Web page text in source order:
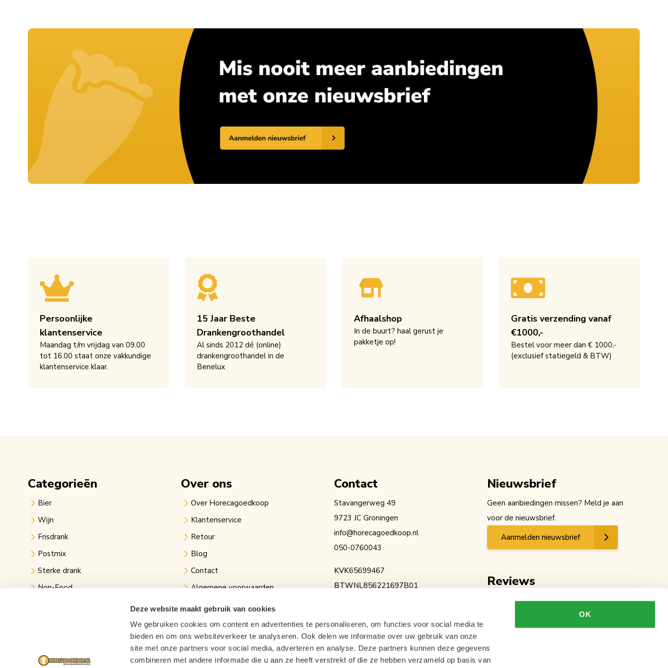
Deze website maakt gebruik van cookies
We gebruiken cookies om content en advertenties te personaliseren, om functies voor social media te
bieden en om ons websiteverkeer te analyseren. Ook delen we informatie over uw gebruik van onze
site met onze partners voor social media, adverteren en analyse. Deze partners kunnen deze gegevens
combineren met andere informatie die u aan ze heeft verstrekt of die ze hebben verzameld op basis van
OK
1x € 13,75
€ 12,75
Persoonlijke
klantenservice
Maandag t/m vrijdag van 09.00
tot 16.00 staat onze vakkundige
klantenservice klaar.
15 Jaar Beste
Drankengroothandel
Al sinds 2012 dé (online)
drankengroothandel in de
Benelux
Afhaalshop
In de buurt? haal gerust je
pakketje op!
Gratis verzending vanaf
€1000,-
Bestel voor meer dan € 1000,-
(exclusief statiegeld & BTW)
Categorieën
Bier
Wijn
Frisdrank
Postmix
Sterke drank
Non-Food
Over ons
Over Horecagoedkoop
Klantenservice
Retour
Blog
Contact
Algemene voorwaarden
Privacy verklaring
Links
Contact
Stavangerweg 49
9723 JC Groningen
info@horecagoedkoop.nl
050-0760043
KVK65699467
BTWNL856221697B01
Nieuwsbrief
Geen aanbiedingen missen? Meld je aan
voor de nieuwsbrief.
Aanmelden nieuwsbrief
Reviews